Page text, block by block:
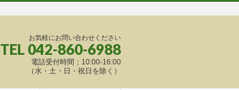
お気軽にお問い合わせください
TEL 042-860-6988
電話受付時間；10:00-16:00
（水・土・日・祝日を除く）